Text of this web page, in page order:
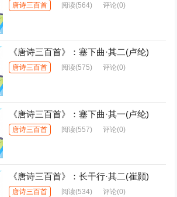
唐诗三百首 阅读(564) 评论(0)
《唐诗三百首》：塞下曲·其二(卢纶)
唐诗三百首 阅读(575) 评论(0)
《唐诗三百首》：塞下曲·其一(卢纶)
唐诗三百首 阅读(557) 评论(0)
《唐诗三百首》：长干行·其二(崔颢)
唐诗三百首 阅读(534) 评论(0)